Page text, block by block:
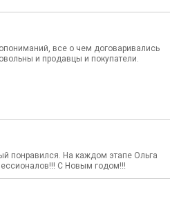
все о чем договаривались
и продавцы и покупатели.
понравился. На каждом этапе Ольга
С Новым годом!!!